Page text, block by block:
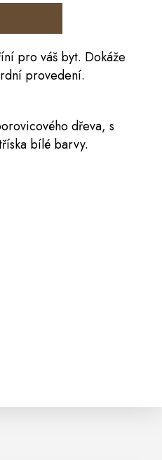
pro váš byt. Dokáže
provedení.
dřeva, s
bílé barvy.